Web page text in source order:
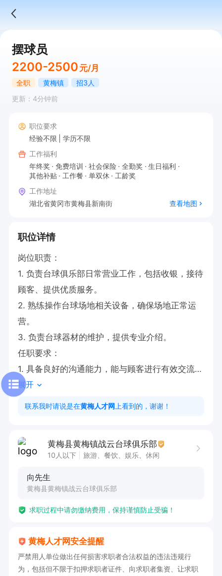
摆球员
2200-2500 元/月
全职 黄梅镇
招3人
更新：4分钟前
职位要求
经验不限
学历不限
工作福利
年终奖
免费培训 社会保险 全勤奖
生日福利
其他补贴
工作餐 单双休
工龄奖
工作地址
湖北省黄冈市黄梅县新南街
查看地图
职位详情
岗位职责：
1. 负责台球俱乐部日常营业工作，包括收银，接待
顾客、提供优质服务。
2. 熟练操作台球场地相关设备，确保场地正常运
营。
3. 负责台球器材的维护，提供专业介绍。
任职要求：
1. 具备良好的沟通能力，能与顾客进行有效交流。
2. 熟悉台球运动者优先，
3. 工作认真负责，有较强的服务意识。
与志同道合的伙伴一同成长，共同为俱乐部的发展
展开
联系我时请说是在黄梅人才网 上看到的，谢谢！
黄梅县黄梅镇战云台球俱乐部
10人以下 旅游、餐饮、娱乐、休闲
向先生
黄梅县黄梅镇战云台球俱乐部
求职过程中请勿缴纳费用，保持谨慎防止受骗！
黄梅人才网安全提醒
严禁用人单位做出任何损害求职者合法权益的违法违规行
为，包括但不限于扣押求职者证件、向求职者集资、让求职